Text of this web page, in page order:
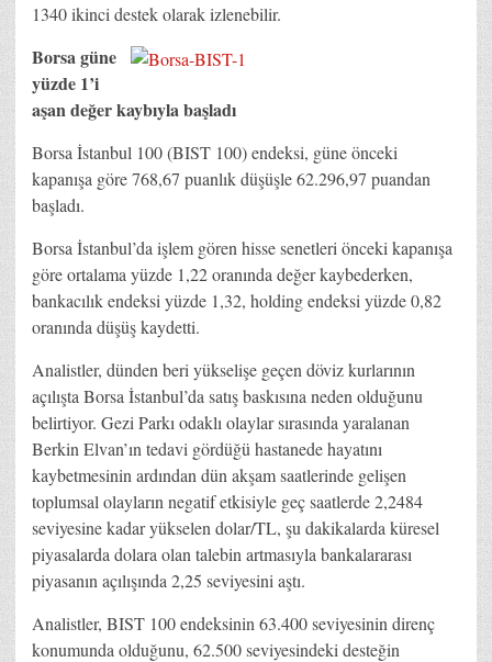
1340 ikinci destek olarak izlenebilir.
Borsa güne
yüzde 1’i
aşan değer kaybıyla başladı
Borsa İstanbul 100 (BIST 100) endeksi, güne önceki
kapanışa göre 768,67 puanlık düşüşle 62.296,97 puandan
başladı.
Borsa İstanbul’da işlem gören hisse senetleri önceki kapanışa
göre ortalama yüzde 1,22 oranında değer kaybederken,
bankacılık endeksi yüzde 1,32, holding endeksi yüzde 0,82
oranında düşüş kaydetti.
Analistler, dünden beri yükselişe geçen döviz kurlarının
açılışta Borsa İstanbul’da satış baskısına neden olduğunu
belirtiyor. Gezi Parkı odaklı olaylar sırasında yaralanan
Berkin Elvan’ın tedavi gördüğü hastanede hayatını
kaybetmesinin ardından dün akşam saatlerinde gelişen
toplumsal olayların negatif etkisiyle geç saatlerde 2,2484
seviyesine kadar yükselen dolar/TL, şu dakikalarda küresel
piyasalarda dolara olan talebin artmasıyla bankalararası
piyasanın açılışında 2,25 seviyesini aştı.
Analistler, BIST 100 endeksinin 63.400 seviyesinin direnç
konumunda olduğunu, 62.500 seviyesindeki desteğin